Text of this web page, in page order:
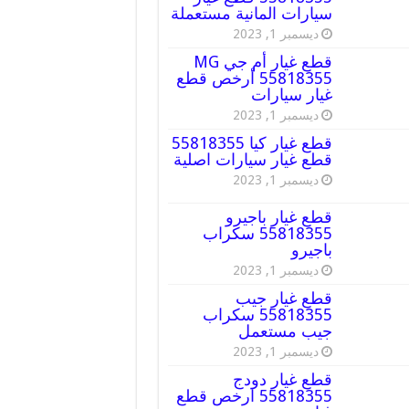
سيارات المانية مستعملة
ديسمبر 1, 2023
قطع غيار أم جي MG
55818355 أرخص قطع
غيار سيارات
ديسمبر 1, 2023
قطع غيار كيا 55818355
قطع غيار سيارات اصلية
ديسمبر 1, 2023
قطع غيار باجيرو
55818355 سكراب
باجيرو
ديسمبر 1, 2023
قطع غيار جيب
55818355 سكراب
جيب مستعمل
ديسمبر 1, 2023
قطع غيار دودج
55818355 ارخص قطع